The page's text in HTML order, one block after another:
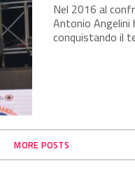
Nel 2016 al
Antonio Angelini
conquistando il
MORE POSTS